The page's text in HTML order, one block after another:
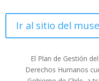
Ir al sitio del
El Plan de Gestión
Derechos Humanos